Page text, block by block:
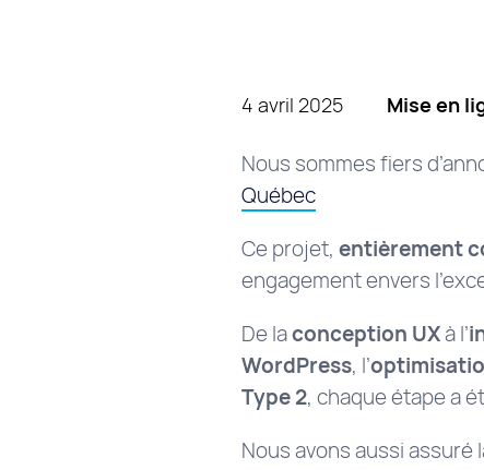
4 avril 2025 Mise en
Nous sommes fiers
Québec
Ce projet, entièrement
engagement envers
De laconception UXà l’
WordPress, l’
Type 2, chaque étape a
Nous avons aussi assuré